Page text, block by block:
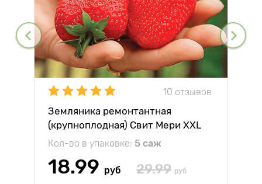
10 отзывов
Земляника ремонтантная
(крупноплодная) Свит Мери XXL
Кол-во в упаковке: 5 саж
18.99 руб 29.99 руб